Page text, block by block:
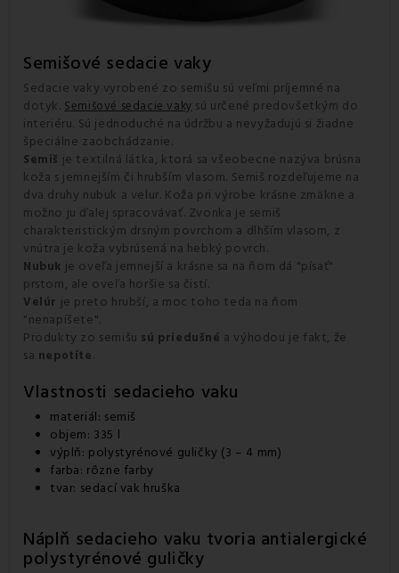
Semišové sedacie vaky
Sedacie vaky vyrobené zo semišu sú veľmi príjemné na
dotyk. Semišové sedacie vaky sú určené predovšetkým do
interiéru. Sú jednoduché na údržbu a nevyžadujú si žiadne
špeciálne zaobchádzanie.
Semiš je textilná látka, ktorá sa všeobecne nazýva brúsna
koža s jemnejším či hrubším vlasom. Semiš rozdeľujeme na
dva druhy nubuk a velur. Koža pri výrobe krásne zmäkne a
možno ju ďalej spracovávať. Zvonka je semiš
charakteristickým drsným povrchom a dlhším vlasom, z
vnútra je koža vybrúsená na hebký povrch.
Nubuk je oveľa jemnejší a krásne sa na ňom dá "písať"
prstom, ale oveľa horšie sa čistí.
Velúr je preto hrubší, a moc toho teda na ňom
"nenapíšete".
Produkty zo semišu sú priedušné a výhodou je fakt, že
sa nepotíte.
Vlastnosti sedacieho vaku
materiál: semiš
objem: 335 l
výplň: polystyrénové guličky (3 – 4 mm)
farba: rôzne farby
tvar: sedací vak hruška
Náplň sedacieho vaku tvoria antialergické
polystyrénové guličky